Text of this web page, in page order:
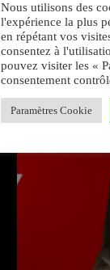
Nous utilisons des
l'expérience la plus
en répétant vos
consentez à
pouvez visiter les «
consentement
Paramètres Cookie